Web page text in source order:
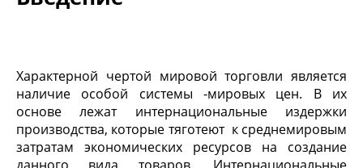
Характерной чертой мировой торговли является
наличие особой системы -мировых цен. В их
основе лежат интернациональные издержки
производства, которые тяготеют к среднемировым
затратам экономических ресурсов на создание